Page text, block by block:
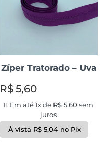
Zíper Tratorado – Uva
R$5,60
Em até 1x de R$ 5,60 sem
juros
À vista R$ 5,04 no Pix